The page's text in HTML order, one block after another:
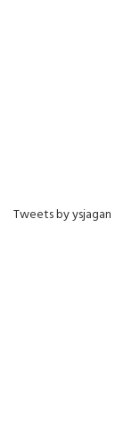
Tweets by ysjagan